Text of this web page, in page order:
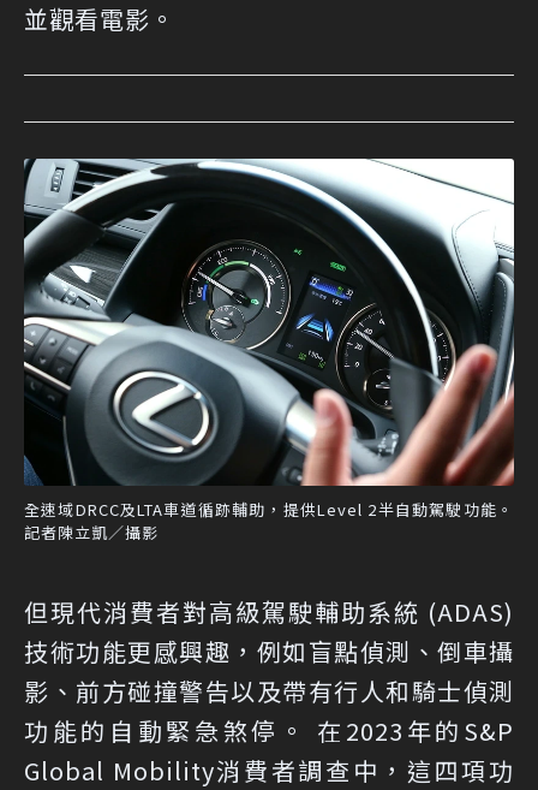
並觀看電影。
全速域DRCC及LTA車道循跡輔助，提供Level 2半自動駕駛功能。
記者陳立凱／攝影
但現代消費者對高級駕駛輔助系統 (ADAS)
技術功能更感興趣，例如盲點偵測、倒車攝
影、前方碰撞警告以及帶有行人和騎士偵測
功能的自動緊急煞停。 在2023年的S&P
Global Mobility消費者調查中，這四項功